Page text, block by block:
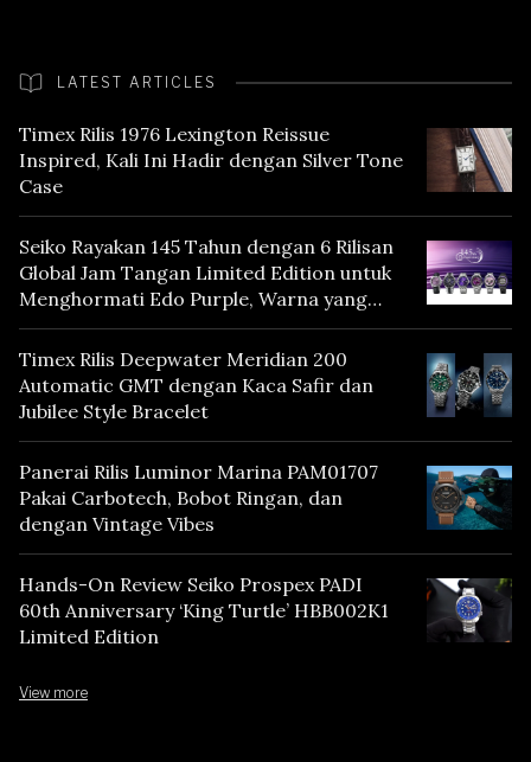
LATEST ARTICLES
Timex Rilis 1976 Lexington Reissue
Inspired, Kali Ini Hadir dengan Silver Tone
Case
Seiko Rayakan 145 Tahun dengan 6 Rilisan
Global Jam Tangan Limited Edition untuk
Menghormati Edo Purple, Warna yang
Mencerminkan Warisan Tokyo
Timex Rilis Deepwater Meridian 200
Automatic GMT dengan Kaca Safir dan
Jubilee Style Bracelet
Panerai Rilis Luminor Marina PAM01707
Pakai Carbotech, Bobot Ringan, dan
dengan Vintage Vibes
Hands-On Review Seiko Prospex PADI
60th Anniversary ‘King Turtle’ HBB002K1
Limited Edition
View more